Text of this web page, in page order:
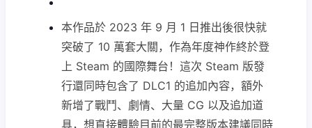
本作品於 2023 年 9 月 1 日推出後很快就
突破了 10 萬套大關，作為年度神作終於登
上 Steam 的國際舞台！這次 Steam 版發
行還同時包含了 DLC1 的追加內容，額外
新增了戰鬥、劇情、大量 CG 以及追加道
具，想直接體驗目前的最完整版本建議同時